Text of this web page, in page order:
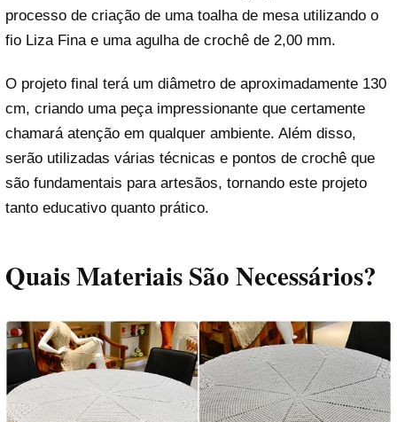
processo de criação de uma toalha de mesa utilizando o
fio Liza Fina e uma agulha de crochê de 2,00 mm.
O projeto final terá um diâmetro de aproximadamente 130
cm, criando uma peça impressionante que certamente
chamará atenção em qualquer ambiente. Além disso,
serão utilizadas várias técnicas e pontos de crochê que
são fundamentais para artesãos, tornando este projeto
tanto educativo quanto prático.
Quais Materiais São Necessários?